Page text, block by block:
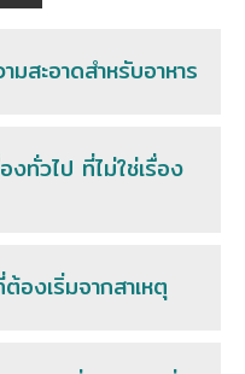
มสะอาดสำหรับอาหาร
ทั่วไป ที่ไม่ใช่เรื่อง
องเริ่มจากสาเหตุ